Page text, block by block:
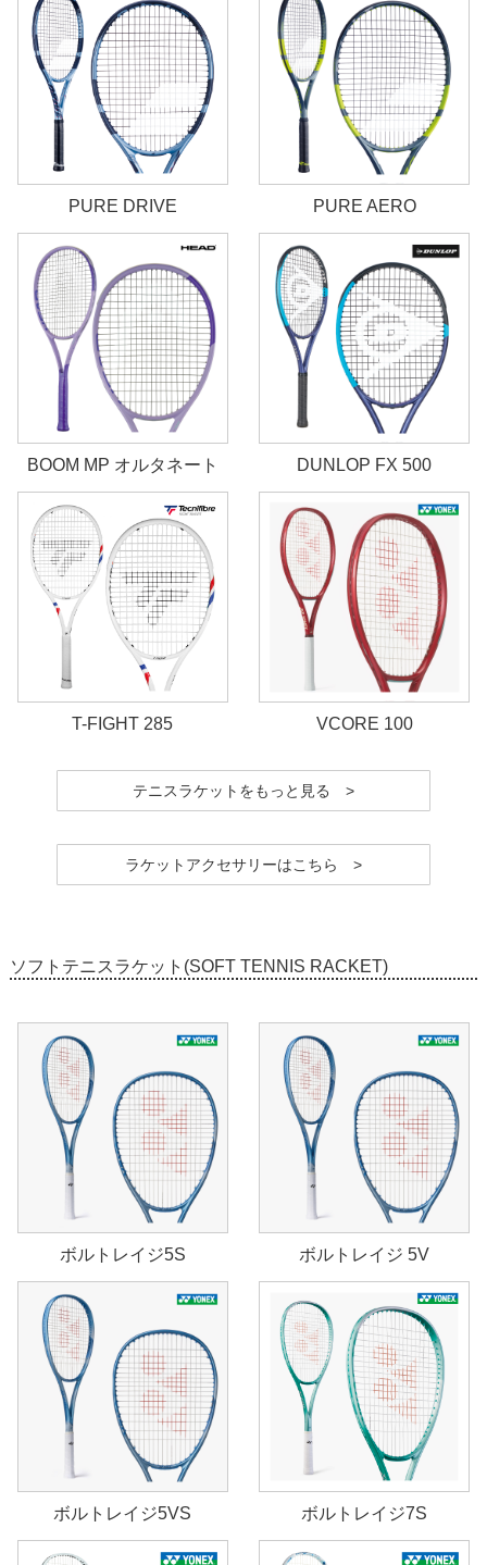
PURE DRIVE PURE AERO
BOOM MP オルタネート DUNLOP FX 500
T-FIGHT 285 VCORE 100
テニスラケットをもっと見る >
ラケットアクセサリーはこちら >
ソフトテニスラケット(SOFT TENNIS RACKET)
ボルトレイジ5S ボルトレイジ 5V
ボルトレイジ5VS ボルトレイジ7S